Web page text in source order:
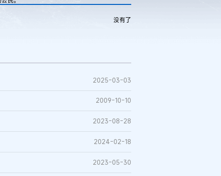
没有了
2025-03-03
2009-10-10
2023-08-28
2024-02-18
2023-05-30